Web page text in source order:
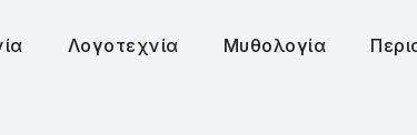
Λογοτεχνία Μυθολογία